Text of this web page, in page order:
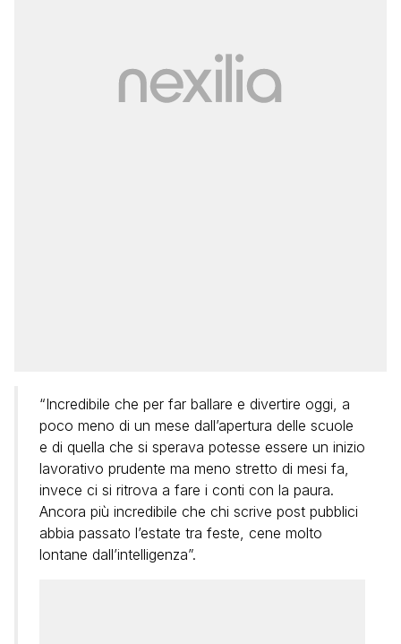
“Incredibile che per far ballare e divertire oggi, a
poco meno di un mese dall’apertura delle scuole
e di quella che si sperava potesse essere un inizio
lavorativo prudente ma meno stretto di mesi fa,
invece ci si ritrova a fare i conti con la paura.
Ancora più incredibile che chi scrive post pubblici
abbia passato l’estate tra feste, cene molto
lontane dall’intelligenza”.